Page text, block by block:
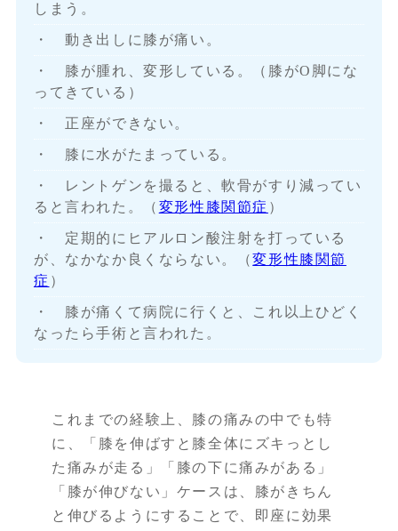
しまう。
・ 動き出しに膝が痛い。
・ 膝が腫れ、変形している。（膝がO脚にな
ってきている）
・ 正座ができない。
・ 膝に水がたまっている。
・ レントゲンを撮ると、軟骨がすり減ってい
ると言われた。（ 変形性膝関節症 ）
・ 定期的にヒアルロン酸注射を打っている
が、なかなか良くならない。（変形性膝関節
症 ）
・ 膝が痛くて病院に行くと、これ以上ひどく
なったら手術と言われた。
これまでの経験上、膝の痛みの中でも特
に、「膝を伸ばすと膝全体にズキっとし
た痛みが走る」「膝の下に痛みがある」
「膝が伸びない」ケースは、膝がきちん
と伸びるようにすることで、即座に効果